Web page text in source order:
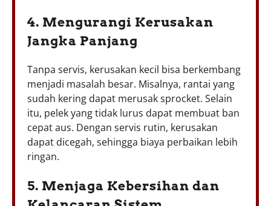
4. Mengurangi Kerusakan
Jangka Panjang
Tanpa servis, kerusakan kecil bisa berkembang
menjadi masalah besar. Misalnya, rantai yang
sudah kering dapat merusak sprocket. Selain
itu, pelek yang tidak lurus dapat membuat ban
cepat aus. Dengan servis rutin, kerusakan
dapat dicegah, sehingga biaya perbaikan lebih
ringan.
5. Menjaga Kebersihan dan